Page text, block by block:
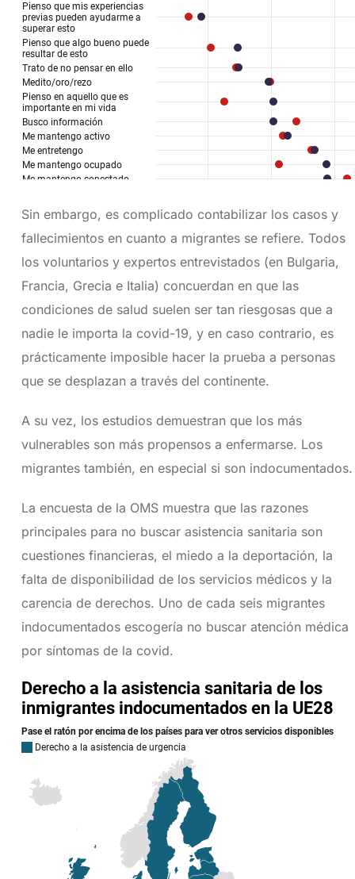
Sin embargo, es complicado contabilizar los casos y
fallecimientos en cuanto a migrantes se refiere. Todos
los voluntarios y expertos entrevistados (en Bulgaria,
Francia, Grecia e Italia) concuerdan en que las
condiciones de salud suelen ser tan riesgosas que a
nadie le importa la covid-19, y en caso contrario, es
prácticamente imposible hacer la prueba a personas
que se desplazan a través del continente.
A su vez, los estudios demuestran que los más
vulnerables son más propensos a enfermarse. Los
migrantes también, en especial si son indocumentados.
La encuesta de la OMS muestra que las razones
principales para no buscar asistencia sanitaria son
cuestiones financieras, el miedo a la deportación, la
falta de disponibilidad de los servicios médicos y la
carencia de derechos. Uno de cada seis migrantes
indocumentados escogería no buscar atención médica
por síntomas de la covid.